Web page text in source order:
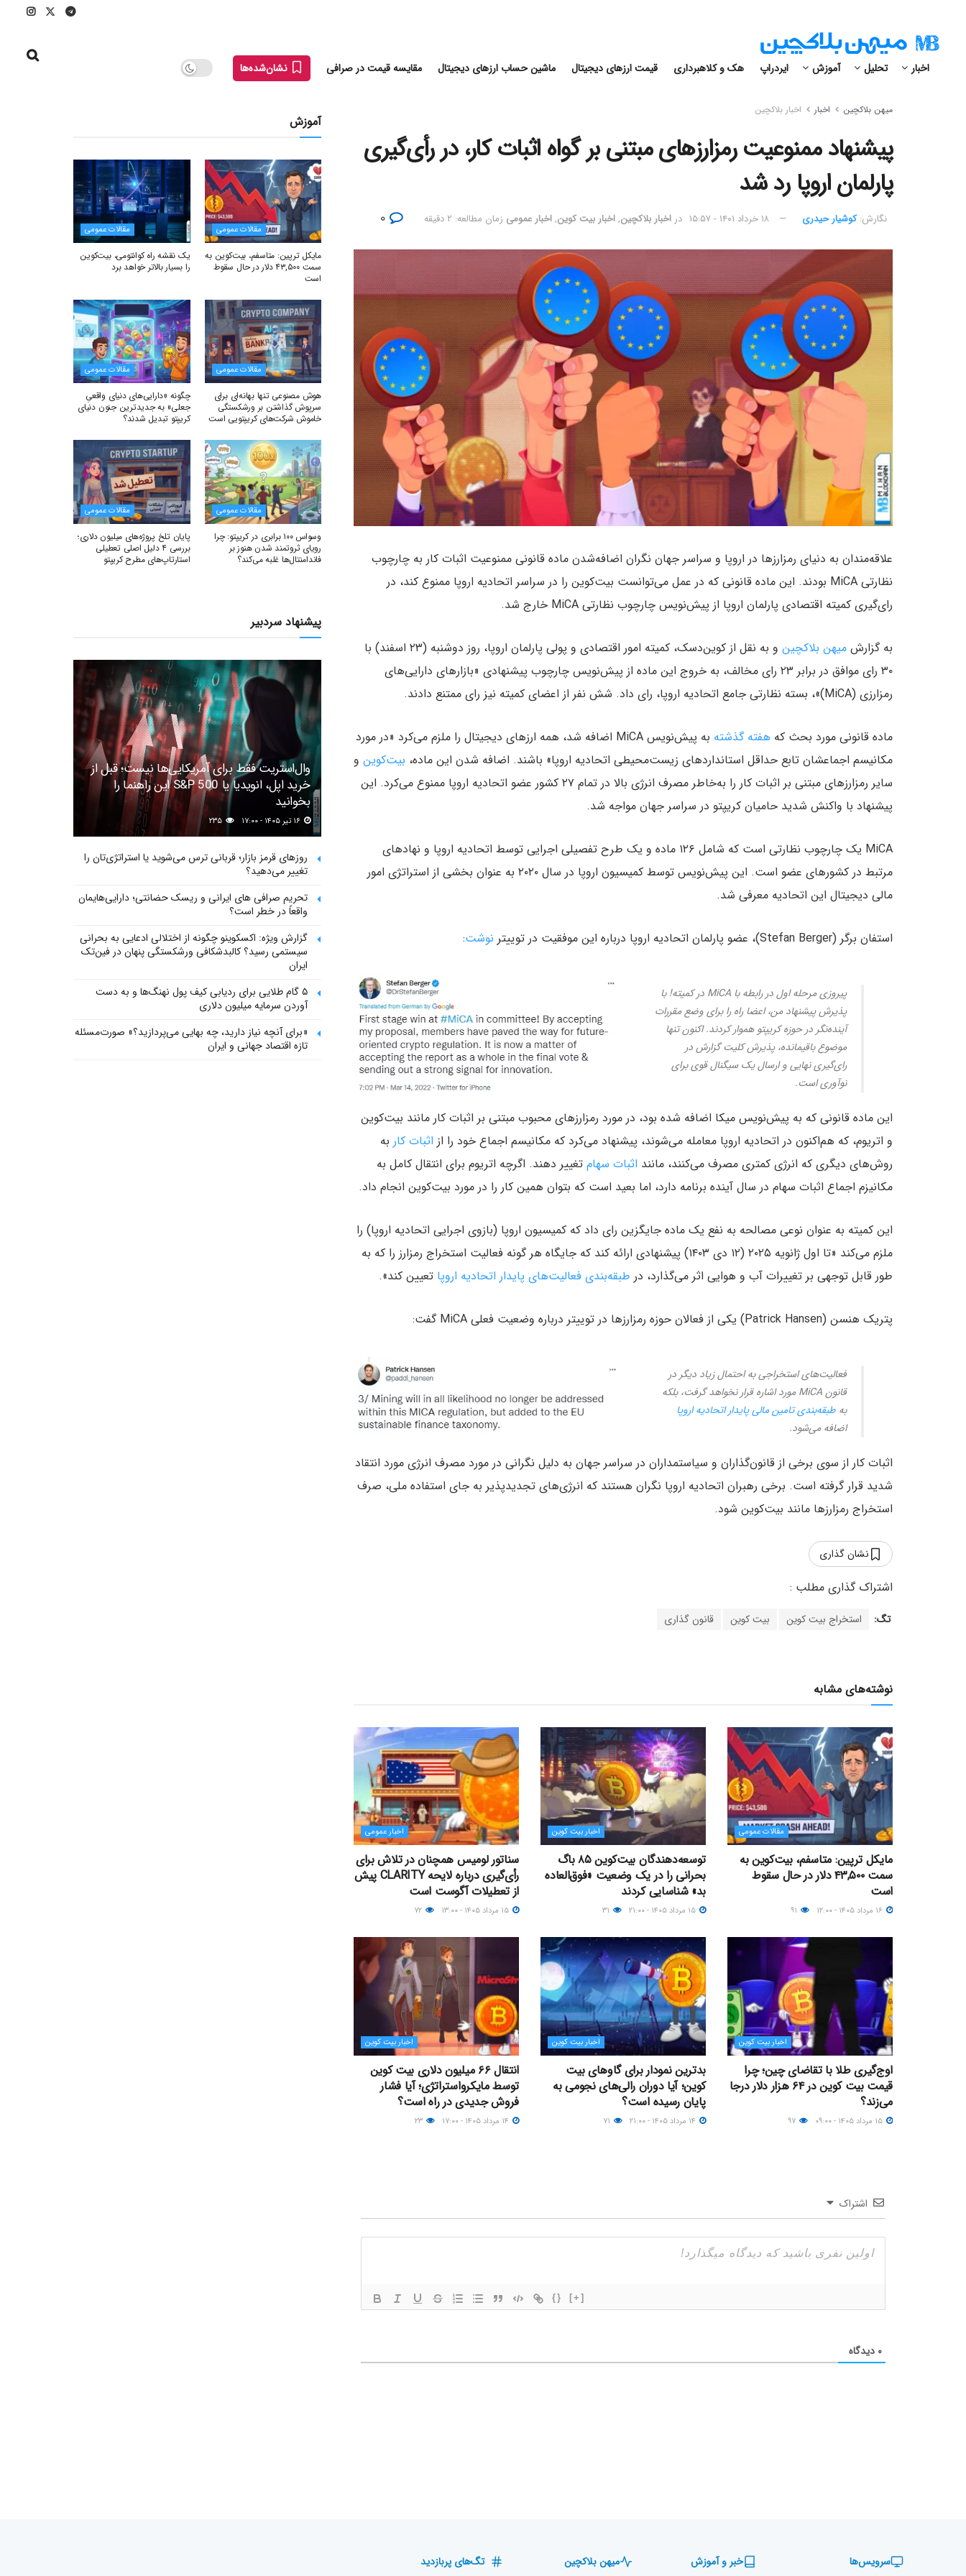
اخبار تحلیل آموزش ایردراپ هک و کلاهبرداری قیمت ارزهای دیجیتال ماشین حساب ارزهای دیجیتال مقایسه قیمت در صرافی نشان‌شده‌ها
میهن بلاکچین اخبار اخبار بلاکچین
پیشنهاد ممنوعیت رمزارزهای مبتنی بر گواه اثبات کار، در رأی‌گیری
پارلمان اروپا رد شد
نگارش:‌ کوشیار حیدری ۱۸ خرداد ۱۴۰۱ - ۱۵:۵۷ در اخبار بلاکچین,اخبار بیت کوین,اخبار عمومی زمان مطالعه: ۲ دقیقه
علاقه‌مندان به دنیای رمزارزها در اروپا و سراسر جهان نگران اضافه‌شدن ماده قانونی ممنوعیت اثبات کار به چارچوب
نظارتی MiCA بودند. این ماده قانونی که در عمل می‌توانست بیت‌کوین را در سراسر اتحادیه اروپا ممنوع کند، در
رای‌گیری کمیته اقتصادی پارلمان اروپا از پیش‌نویس چارچوب نظارتی MiCA خارج شد.
به گزارش میهن بلاکچین
و به نقل از کوین‌دسک، کمیته امور اقتصادی و پولی پارلمان اروپا، روز دوشنبه (۲۳ اسفند) با
۳۰ رای موافق در برابر ۲۳ رای مخالف، به خروج این ماده از پیش‌نویس چارچوب پیشنهادی «بازارهای دارایی‌های
رمزارزی (MiCA)»، بسته نظارتی جامع اتحادیه اروپا، رای داد. شش نفر از اعضای کمیته نیز رای ممتنع دادند.
ماده قانونی مورد بحث که هفته گذشته
به پیش‌نویس MiCA اضافه شد، همه ارزهای دیجیتال را ملزم می‌کرد «در مورد
مکانیسم اجماعشان تابع حداقل استانداردهای زیست‌محیطی اتحادیه اروپا» باشند. اضافه شدن این ماده، بیت‌کوین و
سایر رمزارزهای مبتنی بر اثبات کار را به‌خاطر مصرف انرژی بالا در تمام ۲۷ کشور عضو اتحادیه اروپا ممنوع می‌کرد. این
پیشنهاد با واکنش شدید حامیان کریپتو در سراسر جهان مواجه شد.
MiCA یک چارچوب نظارتی است که شامل ۱۲۶ ماده و یک طرح تفصیلی اجرایی توسط اتحادیه اروپا و نهادهای
مرتبط در کشورهای عضو است. این پیش‌نویس توسط کمیسیون اروپا در سال ۲۰۲۰ به عنوان بخشی از استراتژی امور
مالی دیجیتال این اتحادیه معرفی شد.
استفان برگر (Stefan Berger)، عضو پارلمان اتحادیه اروپا درباره این موفقیت در توییتر نوشت:
پیروزی مرحله اول در رابطه با MiCA در کمیته! با
پذیرش پیشنهاد من، اعضا راه را برای وضع مقررات
آینده‌نگر در حوزه کریپتو هموار کردند. اکنون تنها
موضوع باقیمانده، پذیرش کلیت گزارش در
رای‌گیری نهایی و ارسال یک سیگنال قوی برای
نوآوری است.
این ماده قانونی که به پیش‌نویس میکا اضافه شده بود، در مورد رمزارزهای محبوب مبتنی بر اثبات کار مانند بیت‌کوین
و اتریوم، که هم‌اکنون در اتحادیه اروپا معامله می‌شوند، پیشنهاد می‌کرد که مکانیسم اجماع خود را از اثبات کار به
روش‌های دیگری که انرژی کمتری مصرف می‌کنند، مانند اثبات سهام تغییر دهند. اگرچه اتریوم برای انتقال کامل به
مکانیزم اجماع اثبات سهام در سال آینده برنامه دارد، اما بعید است که بتوان همین کار را در مورد بیت‌کوین انجام داد.
این کمیته به عنوان نوعی مصالحه به نفع یک ماده جایگزین رای داد که کمیسیون اروپا (بازوی اجرایی اتحادیه اروپا) را
ملزم می‌کند «تا اول ژانویه ۲۰۲۵ (۱۲ دی ۱۴۰۳) پیشنهادی ارائه کند که جایگاه هر گونه فعالیت استخراج رمزارز را که به
طور قابل توجهی بر تغییرات آب و هوایی اثر می‌گذارد، در طبقه‌بندی فعالیت‌های پایدار اتحادیه اروپا تعیین کند».
پتریک هنسن (Patrick Hansen) یکی از فعالان حوزه رمزارزها در توییتر درباره وضعیت فعلی MiCA گفت:
فعالیت‌های استخراجی به احتمال زیاد دیگر در
قانون MiCA مورد اشاره قرار نخواهد گرفت، بلکه
به طبقه‌بندی تامین مالی پایدار اتحادیه اروپا
اضافه می‌شود.
اثبات کار از سوی برخی از قانون‌گذاران و سیاستمداران در سراسر جهان به دلیل نگرانی‌ در مورد مصرف انرژی مورد انتقاد
شدید قرار گرفته است. برخی رهبران اتحادیه اروپا نگران هستند که انرژی‌های تجدیدپذیر به جای استفاده ملی، صرف
استخراج رمزارزها مانند بیت‌کوین شود.
نشان گذاری
تگ: استخراج بیت کوین بیت کوین قانون گذاری
نوشته‌های مشابه
مقالات عمومی
مایکل ترپین: متاسفم، بیت‌کوین به
سمت ۴۳,۵۰۰ دلار در حال سقوط
است
اخبار بیت کوین
توسعه‌دهندگان بیت‌کوین ۸۵ باگ
بحرانی را در یک وضعیت «فوق‌العاده
بد» شناسایی کردند
اخبار عمومی
سناتور لومیس همچنان در تلاش برای
رأی‌گیری درباره لایحه CLARITY پیش
از تعطیلات آگوست است
اخبار بیت کوین
اوج‌گیری طلا با تقاضای چین؛ چرا
قیمت بیت کوین در ۶۴ هزار دلار درجا
می‌زند؟
اخبار بیت کوین
بدترین نمودار برای گاوهای بیت
کوین؛ آیا دوران رالی‌های نجومی به
پایان رسیده است؟
اخبار بیت کوین
انتقال ۶۶ میلیون دلاری بیت کوین
توسط مایکرواستراتژی؛ آیا فشار
فروش جدیدی در راه است؟
اشتراک
{} [+]
۰ دیدگاه
آموزش
مقالات عمومی
مایکل ترپین: متاسفم، بیت‌کوین به
سمت ۴۳,۵۰۰ دلار در حال سقوط
است
مقالات عمومی
یک نقشه راه کوانتومی، بیت‌کوین
را بسیار بالاتر خواهد برد
مقالات عمومی
هوش مصنوعی تنها بهانه‌ای برای
سرپوش گذاشتن بر ورشکستگی
خاموش شرکت‌های کریپتویی است
مقالات عمومی
چگونه «دارایی‌های دنیای واقعیِ
جعلی» به جدیدترین جنون دنیای
کریپتو تبدیل شدند؟
مقالات عمومی
وسواس ۱۰۰ برابری در کریپتو: چرا
رویای ثروتمند شدن هنوز بر
فاندامنتال‌ها غلبه می‌کند؟
مقالات عمومی
پایان تلخ پروژه‌های میلیون دلاری؛
بررسی ۴ دلیل اصلی تعطیلی
استارتاپ‌های مطرح کریپتو
پیشنهاد سردبیر
وال‌استریت فقط برای آمریکایی‌ها نیست؛ قبل از
خرید اپل، انویدیا یا S&P 500 این راهنما را
بخوانید
روزهای قرمز بازار؛ قربانی ترس می‌شوید یا استراتژی‌تان را
تغییر می‌دهید؟
تحریم صرافی های ایرانی و ریسک حضانتی؛ دارایی‌هایمان
واقعاً در خطر است؟
گزارش ویژه: اکسکوینو چگونه از اختلالی ادعایی به بحرانی
سیستمی رسید؟ کالبدشکافی ورشکستگی پنهان در فین‌تک
ایران
۵ گام طلایی برای ردیابی کیف پول‌ نهنگ‌ها و به دست
آوردن سرمایه میلیون دلاری
«برای آنچه نیاز دارید، چه بهایی می‌پردازید؟» صورت‌مسئله
تازه اقتصاد جهانی و ایران
سرویس‌ها خبر و آموزش میهن بلاکچین تگ‌های پربازدید